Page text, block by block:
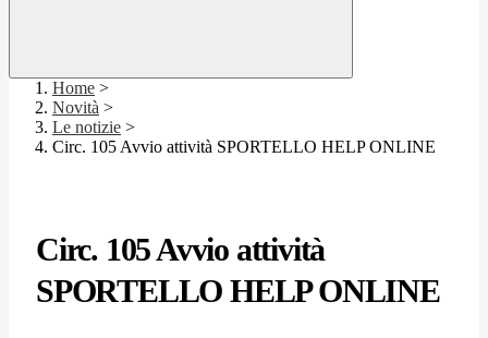
Home >
Novità >
Le notizie >
Circ. 105 Avvio attività SPORTELLO HELP ONLINE
Circ. 105 Avvio attività
SPORTELLO HELP ONLINE